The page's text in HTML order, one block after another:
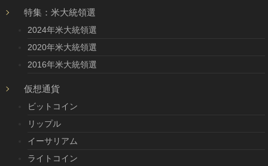
特集：米大統領選
2024年米大統領選
2020年米大統領選
2016年米大統領選
仮想通貨
ビットコイン
リップル
イーサリアム
ライトコイン